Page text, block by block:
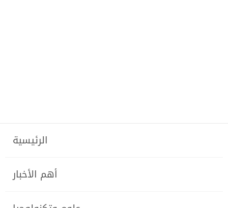
الرئيسية
أهم الأخبار